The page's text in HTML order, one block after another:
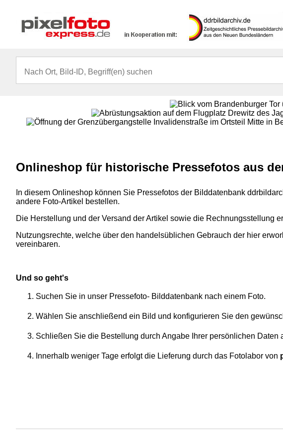
Onlineshop für historische Pressefotos aus
In diesem Onlineshop können Sie Pressefotos der Bilddatenbank
andere Foto-Artikel bestellen.
Die Herstellung und der Versand der Artikel sowie die Rechnungsstellung
Nutzungsrechte, welche über den handelsüblichen Gebrauch der hier
vereinbaren.
Und so geht's
Suchen Sie in unser Pressefoto- Bilddatenbank nach einem Foto.
Wählen Sie anschließend ein Bild und konfigurieren Sie den
Schließen Sie die Bestellung durch Angabe Ihrer persönlichen Daten
Innerhalb weniger Tage erfolgt die Lieferung durch das Fotolabor von